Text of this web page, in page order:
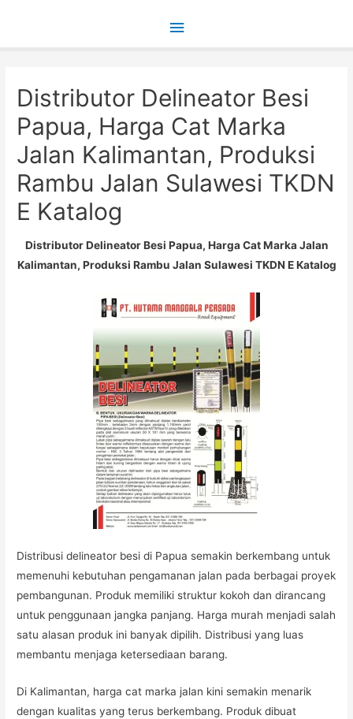
Main
Distributor Delineator Besi
Papua, Harga Cat Marka
Jalan Kalimantan, Produksi
Rambu Jalan Sulawesi TKDN
E Katalog
Distributor Delineator Besi Papua, Harga Cat Marka Jalan
Kalimantan, Produksi Rambu Jalan Sulawesi TKDN E Katalog
Distribusi delineator besi di Papua semakin berkembang untuk
memenuhi kebutuhan pengamanan jalan pada berbagai proyek
pembangunan. Produk memiliki struktur kokoh dan dirancang
untuk penggunaan jangka panjang. Harga murah menjadi salah
satu alasan produk ini banyak dipilih. Distribusi yang luas
membantu menjaga ketersediaan barang.
Di Kalimantan, harga cat marka jalan kini semakin menarik
dengan kualitas yang terus berkembang. Produk dibuat